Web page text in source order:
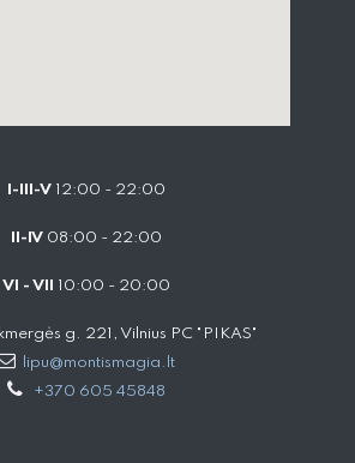
I-III-V 12:00 - 22:00
II-IV 08:00 - 22:00
VI - VII 10:00 - 20:00
g. 221, Vilnius PC "PIKAS"
lipu@montismagia.lt
+370 605 45848